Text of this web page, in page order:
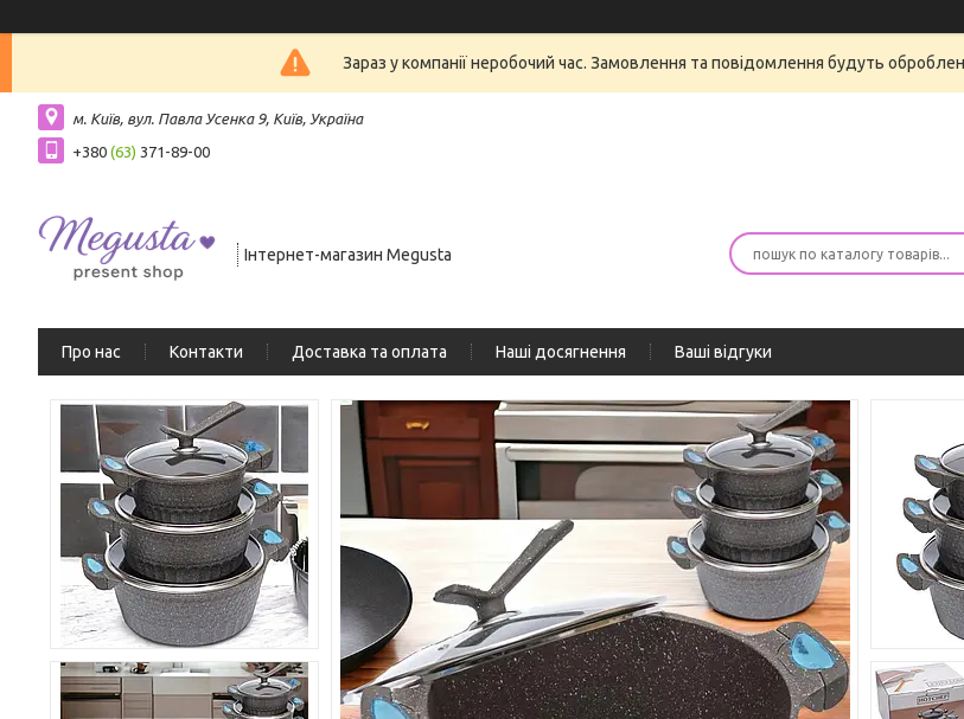
Зараз у компанії неробочий час. Замовлення та повідомлення будуть
м. Київ, вул. Павла Усенка 9, Київ, Україна
+380 (63) 371-89-00
Інтернет-магазин Megusta
Про нас Контакти Доставка та оплата Наші досягнення Ваші відгуки